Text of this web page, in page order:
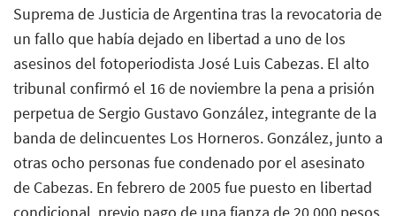
Suprema de Justicia de Argentina tras la revocatoria de
un fallo que había dejado en libertad a uno de los
asesinos del fotoperiodista José Luis Cabezas. El alto
tribunal confirmó el 16 de noviembre la pena a prisión
perpetua de Sergio Gustavo González, integrante de la
banda de delincuentes Los Horneros. González, junto a
otras ocho personas fue condenado por el asesinato
de Cabezas. En febrero de 2005 fue puesto en libertad
condicional, previo pago de una fianza de 20.000 pesos